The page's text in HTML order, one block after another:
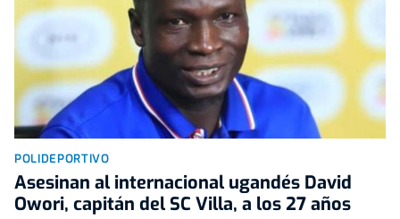
POLIDEPORTIVO
Asesinan al internacional ugandés David
Owori, capitán del SC Villa, a los 27 años